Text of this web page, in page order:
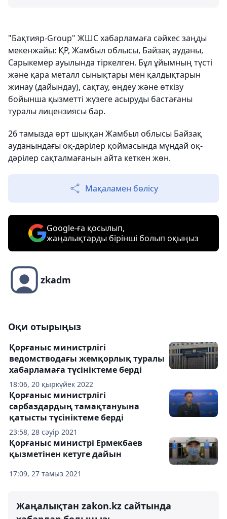
"Бақтияр-Group" ЖШС хабарламаға сәйкес заңды
мекенжайы: ҚР, Жамбыл облысы, Байзақ ауданы,
Сарыкемер ауылында тіркелген. Бұл ұйымның түсті
және қара металл сынықтары мен қалдықтарын
жинау (дайындау), сақтау, өңдеу және өткізу
бойынша қызметті жүзеге асыруды бастағаны
туралы лицензиясы бар.
26 тамызда өрт шыққан Жамбыл облысы Байзақ
ауданындағы оқ-дәрілер қоймасында мұндай оқ-
дәрілер сақталмағанын айта кеткен жөн.
Мақаламен бөлісу
Google-ға қосылып,
жаңалықтарды бірінші болып оқыңыз
zkadm
Оқи отырыңыз
18:06, 20 қыркүйек 2022
Қорғаныс министрлігі
ведомстводағы жемқорлық туралы
хабарламаға түсініктеме берді
23:58, 28 сәуір 2021
Қорғаныс министрлігі
сарбаздардың тамақтануына
қатысты түсініктеме берді
17:09, 27 тамыз 2021
Қорғаныс министрі Ермекбаев
қызметінен кетуге дайын
Жаңалықтан zakon.kz сайтында